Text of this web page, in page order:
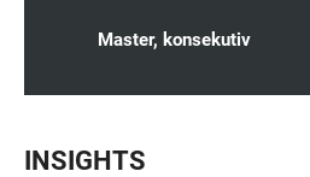
Master, konsekutiv
INSIGHTS